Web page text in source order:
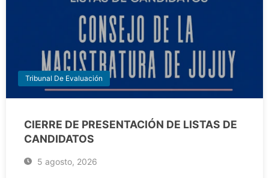
Tribunal De Evaluación
CIERRE DE PRESENTACIÓN DE LISTAS DE
CANDIDATOS
5 agosto, 2026